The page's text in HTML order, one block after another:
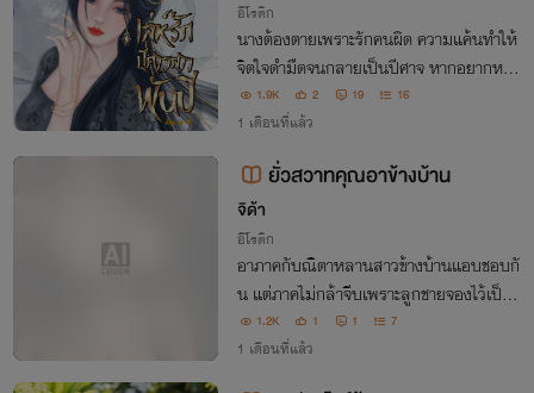
อีโรติก
นางต้องตายเพราะรักคนผิด ความแค้นทำให้
จิตใจดำมืดจนกลายเป็นปีศาจ หากอยากหลุ
ดพ้นนางต้องแก้ปมในใจให้ได้ แล้วใครจะนำ
พานางออกจากชีวิตปีศาจน่าเบื่อหน่ายนับพั
นปีนี้ได้!?
1.9K 2 19 16
1 เดือนที่แล้ว
ยั่วสวาทคุณอาข้างบ้าน
จิด้า
อีโรติก
อาภาคกับณิตาหลานสาวข้างบ้านแอบชอบกั
น แต่ภาคไม่กล้าจีบเพราะลูกชายจองไว้เป็นเ
จ้าสาว ณิตาเลยต้องยั่วสุดฤทธิ์ ประชิดทั้งกา
ยใจแถมทั้งอ้อน เอ็กซ์ เซ็กส์ระเบิด มีหรือหนุ่
1.2K 1 1 7
1 เดือนที่แล้ว